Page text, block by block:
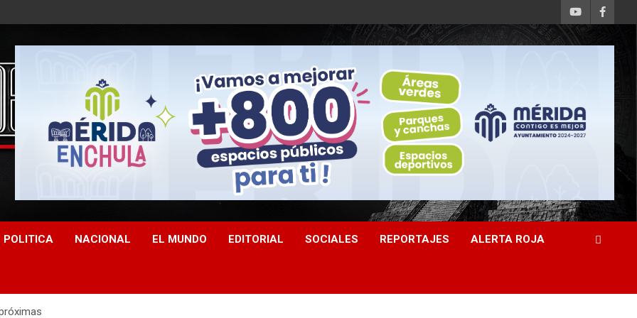
POLITICA NACIONAL EL MUNDO EDITORIAL SOCIALES REPORTAJES ALERTA ROJA